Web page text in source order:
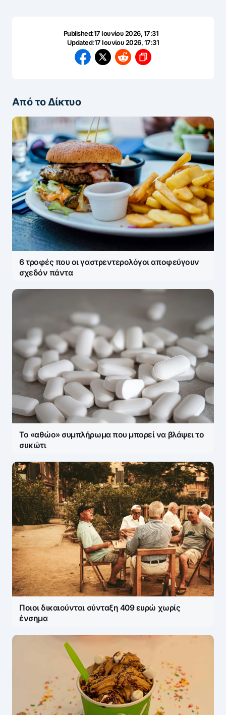
Published:17 Ιουνίου 2026, 17:31
Updated:17 Ιουνίου 2026, 17:31
Από το Δίκτυο
6 τροφές που οι γαστρεντερολόγοι αποφεύγουν
σχεδόν πάντα
Το «αθώο» συμπλήρωμα που μπορεί να βλάψει το
συκώτι
Ποιοι δικαιούνται σύνταξη 409 ευρώ χωρίς
ένσημα